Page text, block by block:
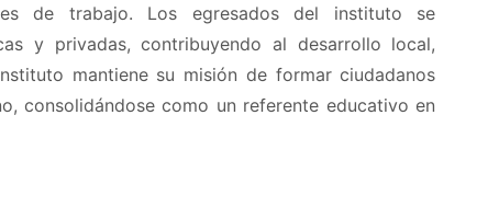
de trabajo. Los egresados del instituto se
y privadas, contribuyendo al desarrollo local,
mantiene su misión de formar ciudadanos
consolidándose como un referente educativo en